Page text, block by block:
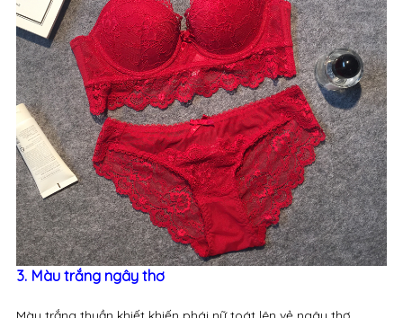
3. Màu trắng ngây thơ